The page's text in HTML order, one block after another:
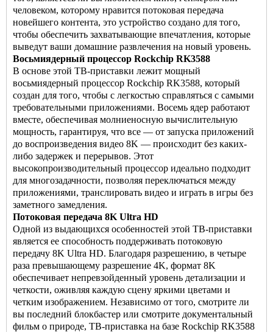
человеком, которому нравится потоковая передача
новейшего контента, это устройство создано для того,
чтобы обеспечить захватывающие впечатления, которые
выведут ваши домашние развлечения на новый уровень.
Восьмиядерный процессор Rockchip RK3588
В основе этой ТВ-приставки лежит мощный
восьмиядерный процессор Rockchip RK3588, который
создан для того, чтобы с легкостью справляться с самыми
требовательными приложениями. Восемь ядер работают
вместе, обеспечивая молниеносную вычислительную
мощность, гарантируя, что все — от запуска приложений
до воспроизведения видео 8K — происходит без каких-
либо задержек и перерывов. Этот
высокопроизводительный процессор идеально подходит
для многозадачности, позволяя переключаться между
приложениями, транслировать видео и играть в игры без
заметного замедления.
Потоковая передача 8K Ultra HD
Одной из выдающихся особенностей этой ТВ-приставки
является ее способность поддерживать потоковую
передачу 8K Ultra HD. Благодаря разрешению, в четыре
раза превышающему разрешение 4K, формат 8K
обеспечивает непревзойденный уровень детализации и
четкости, оживляя каждую сцену яркими цветами и
четким изображением. Независимо от того, смотрите ли
вы последний блокбастер или смотрите документальный
фильм о природе, ТВ-приставка на базе Rockchip RK3588